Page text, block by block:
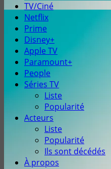
TV/Ciné
Netflix
Prime
Disney+
Apple TV
Paramount+
People
Séries TV
Liste
Popularité
Acteurs
Liste
Popularité
Ils sont décédés
À propos